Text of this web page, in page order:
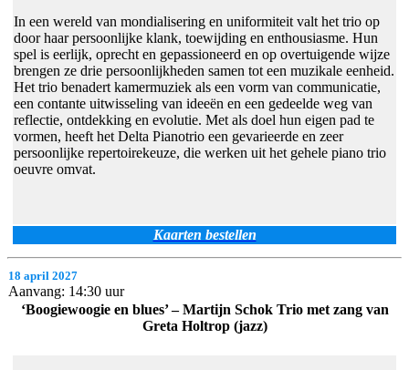
In een wereld van mondialisering en uniformiteit valt het trio op
door haar persoonlijke klank, toewijding en enthousiasme. Hun
spel is eerlijk, oprecht en gepassioneerd en op overtuigende wijze
brengen ze drie persoonlijkheden samen tot een muzikale eenheid.
Het trio benadert kamermuziek als een vorm van communicatie,
een contante uitwisseling van ideeën en een gedeelde weg van
reflectie, ontdekking en evolutie. Met als doel hun eigen pad te
vormen, heeft het Delta Pianotrio een gevarieerde en zeer
persoonlijke repertoirekeuze, die werken uit het gehele piano trio
oeuvre omvat.
Kaarten bestellen
18 april 2027
Aanvang: 14:30 uur
‘Boogiewoogie en blues’ – Martijn Schok Trio met zang van
Greta Holtrop (jazz)